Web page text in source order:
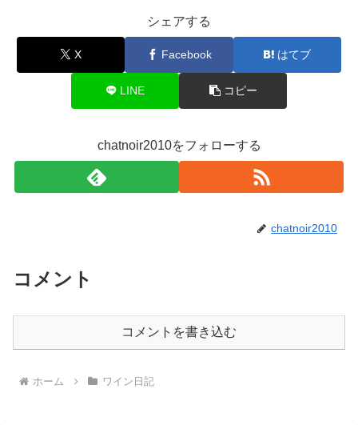
シェアする
X Facebook はてブ
LINE コピー
chatnoir2010をフォローする
chatnoir2010
コメント
コメントを書き込む
ホーム ワイン日記